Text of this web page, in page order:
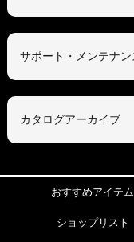
サポート・メンテナン
カタログアーカイブ
おすすめアイテム
ショップリスト